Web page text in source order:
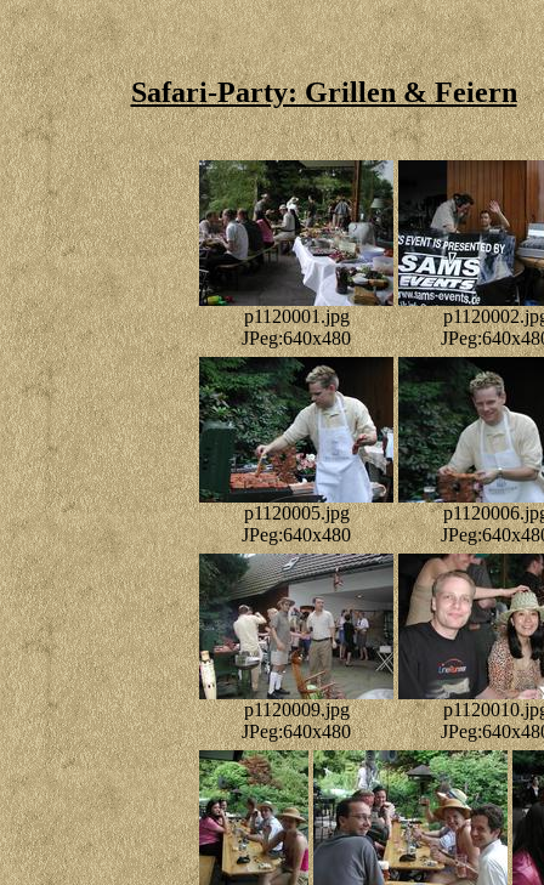
Safari-Party: Grillen & Feiern
p1120001.jpg
JPeg:640x480
p1120005.jpg
JPeg:640x480
p1120009.jpg
JPeg:640x480